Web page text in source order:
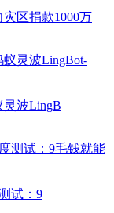
区捐款1000万
灵波LingB
试：9